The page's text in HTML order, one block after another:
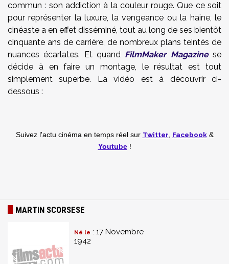
commun : son addiction à la couleur rouge. Que ce soit
pour représenter la luxure, la vengeance ou la haine, le
cinéaste a en effet disséminé, tout au long de ses bientôt
cinquante ans de carrière, de nombreux plans teintés de
nuances écarlates. Et quand FilmMaker Magazine se
décide à en faire un montage, le résultat est tout
simplement superbe. La vidéo est à découvrir ci-
dessous :
Suivez l'actu cinéma en temps réel sur Twitter Facebook&
Youtube!
MARTIN SCORSESE
Né le : 17 Novembre
1942